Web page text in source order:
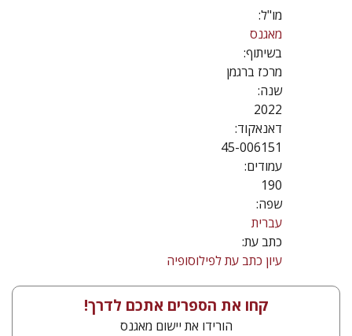
מו"ל:
מאגנס
בשיתוף:
מרכז ברגמן
שנה:
2022
דאנאקוד:
45-006151
עמודים:
190
שפה:
עברית
כתב עת:
עיון כתב עת לפילוסופיה
קחו את הספרים אתכם לדרך!
הורידו את יישום מאגנס